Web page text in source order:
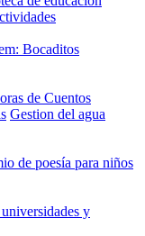
Bocaditos
de Cuentos
Gestion del agua
de poesía para niños
y